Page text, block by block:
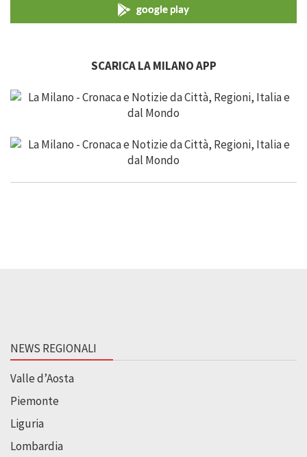
google play
SCARICA LA MILANO APP
NEWS REGIONALI
Valle d’Aosta
Piemonte
Liguria
Lombardia